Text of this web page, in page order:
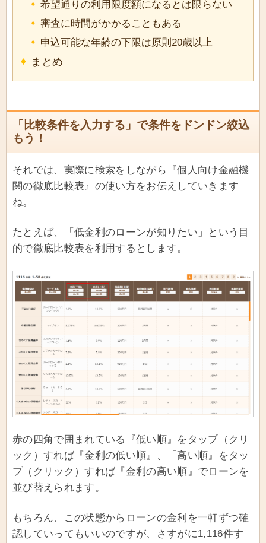
希望通りの利用限度額になるとは限らない
審査に時間がかかることもある
申込可能な年齢の下限は原則20歳以上
まとめ
「比較条件を入力する」で条件をドンドン絞込
もう！
それでは、実際に検索をしながら『個人向け金融機
関の徹底比較表』の使い方をお伝えしていきます
ね。
たとえば、「低金利のローンが知りたい」という目
的で徹底比較表を利用するとします。
赤の四角で囲まれている『低い順』をタップ（クリ
ック）すれば『金利の低い順』、「高い順』をタッ
プ（クリック）すれば『金利の高い順』でローンを
並び替えられます。
もちろん、この状態からローンの金利を一軒ずつ確
認していってもいいのですが、さすがに1,116件す